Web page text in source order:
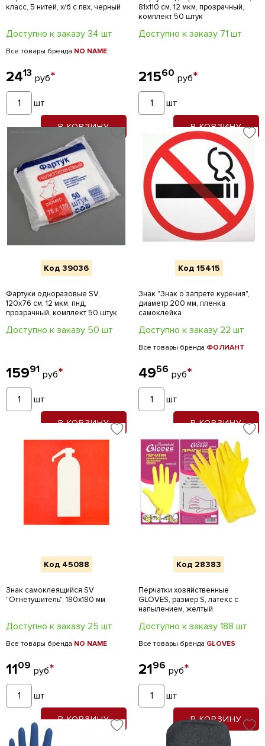
класс, 5 нитей, х/б с пвх, черный
Доступно к заказу 34 шт
Все товары бренда NO NAME
2413 руб*
шт
В КОРЗИНУ
81х110 см, 12 мкм, прозрачный,
комплект 50 штук
Доступно к заказу 71 шт
21560 руб*
шт
В КОРЗИНУ
Код 39036
Фартуки одноразовые SV,
120х76 см, 12 мкм, пнд,
прозрачный, комплект 50 штук
Доступно к заказу 50 шт
15991 руб*
шт
В КОРЗИНУ
Код 15415
Знак "Знак о запрете курения",
диаметр 200 мм, пленка
самоклейка
Доступно к заказу 22 шт
Все товары бренда ФОЛИАНТ
4956 руб*
шт
В КОРЗИНУ
Код 45088
Знак самоклеящийся SV
"Огнетушитель", 180х180 мм
Доступно к заказу 25 шт
Все товары бренда NO NAME
1109 руб*
шт
В КОРЗИНУ
Код 28383
Перчатки хозяйственные
GLOVES, размер S, латекс с
напылением, желтый
Доступно к заказу 188 шт
Все товары бренда GLOVES
2196 руб*
шт
В КОРЗИНУ